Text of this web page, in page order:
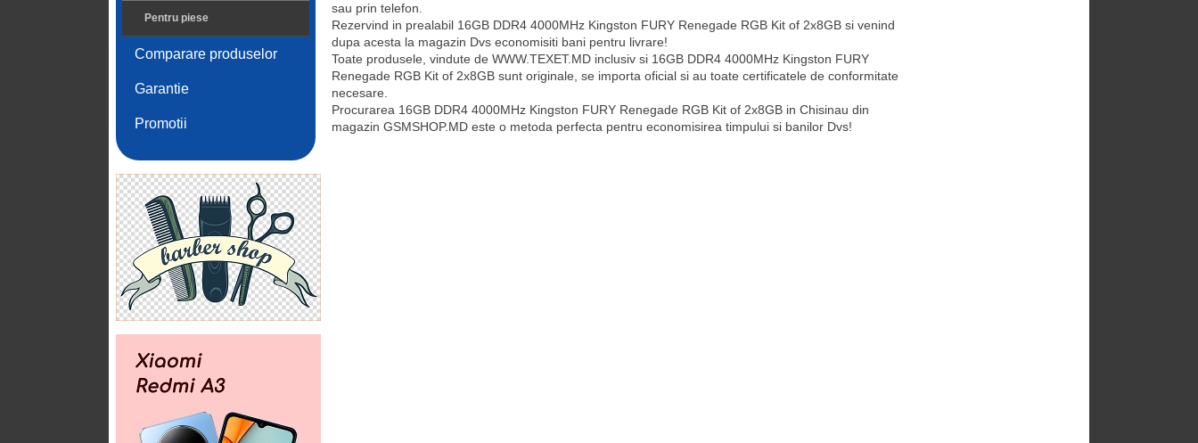
Pentru piese
Comparare produselor
Garantie
Promotii
sau prin telefon.
Rezervind in prealabil 16GB DDR4 4000MHz Kingston FURY Renegade RGB Kit of 2x8GB si venind
dupa acesta la magazin Dvs economisiti bani pentru livrare!
Toate produsele, vindute de WWW.TEXET.MD inclusiv si 16GB DDR4 4000MHz Kingston FURY
Renegade RGB Kit of 2x8GB sunt originale, se importa oficial si au toate certificatele de conformitate
necesare.
Procurarea 16GB DDR4 4000MHz Kingston FURY Renegade RGB Kit of 2x8GB in Chisinau din
magazin GSMSHOP.MD este o metoda perfecta pentru economisirea timpului si banilor Dvs!